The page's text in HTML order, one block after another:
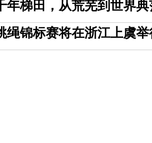
年梯田，从荒芜到世界典
绳锦标赛将在浙江上虞举